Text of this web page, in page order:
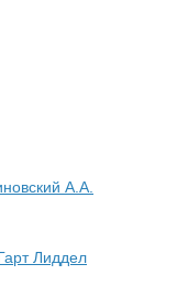
А.А.
Лиддел